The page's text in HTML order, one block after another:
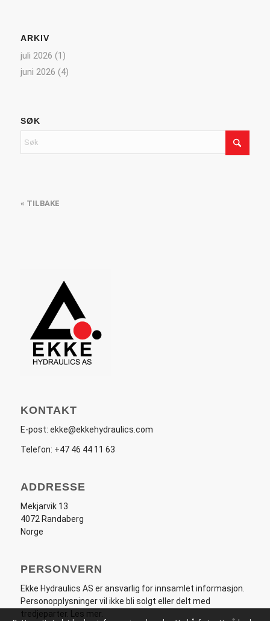
ARKIV
juli 2026 (1)
juni 2026 (4)
SØK
« TILBAKE
KONTAKT
E-post: ekke@ekkehydraulics.com
Telefon: +47 46 44 11 63
ADDRESSE
Mekjarvik 13
4072 Randaberg
Norge
PERSONVERN
Ekke Hydraulics AS er ansvarlig for innsamlet informasjon.
Personopplysninger vil ikke bli solgt eller delt med
tredjeparter. Les mer.